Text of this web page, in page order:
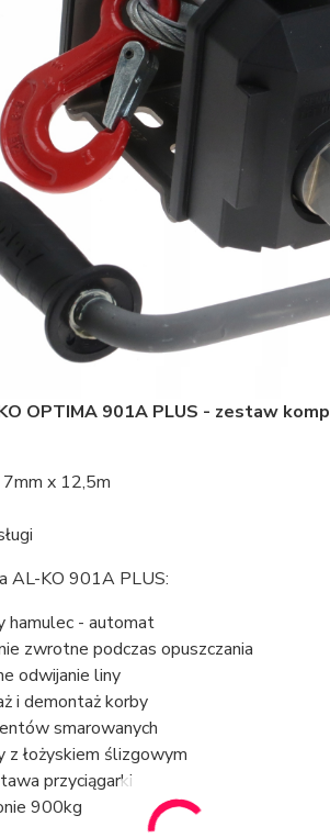
OPTIMA 901A PLUS - zestaw
x 12,5m
AL-KO 901A PLUS:
hamulec - automat
zwrotne podczas opuszczania
odwijanie liny
i demontaż korby
smarowanych
z łożyskiem ślizgowym
przyciągarki
900kg